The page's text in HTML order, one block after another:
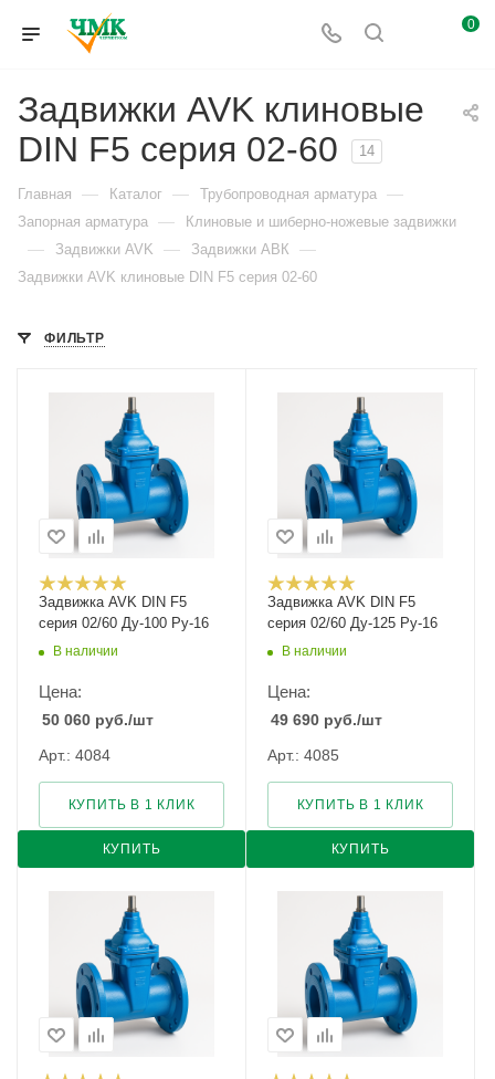
0
Задвижки AVK клиновые
DIN F5 серия 02-60
14
Главная — Каталог — Трубопроводная арматура —
Запорная арматура — Клиновые и шиберно-ножевые задвижки
— Задвижки AVK — Задвижки АВК —
Задвижки AVK клиновые DIN F5 серия 02-60
ФИЛЬТР
Задвижка AVK DIN F5
серия 02/60 Ду-100 Ру-16
В наличии
Цена:
50 060 руб./шт
Арт.: 4084
КУПИТЬ
КУПИТЬ В 1 КЛИК
Задвижка AVK DIN F5
серия 02/60 Ду-125 Ру-16
В наличии
Цена:
49 690 руб./шт
Арт.: 4085
КУПИТЬ
КУПИТЬ В 1 КЛИК